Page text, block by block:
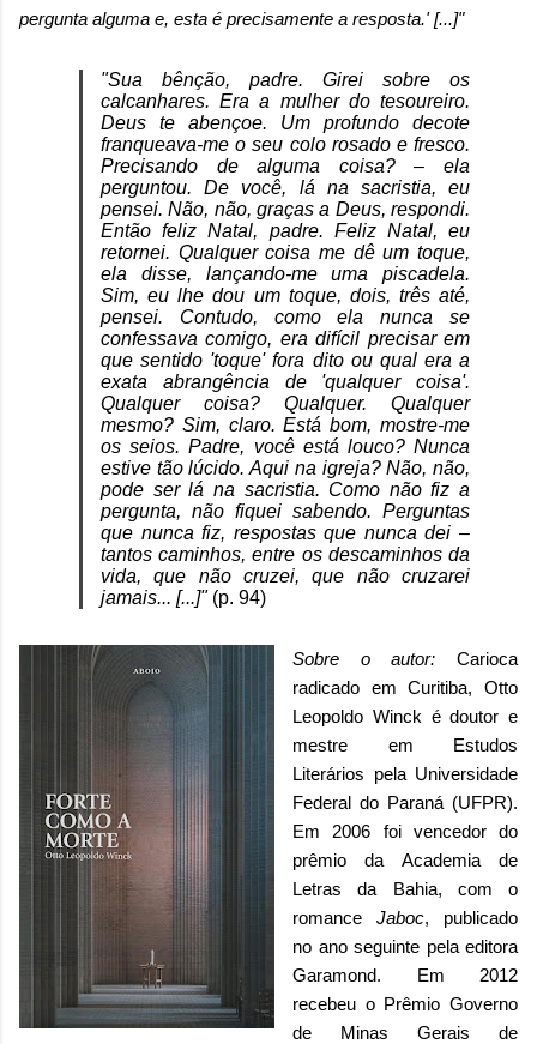
pergunta alguma e, esta é precisamente a resposta.' [...]"
"Sua bênção, padre. Girei sobre os
calcanhares. Era a mulher do tesoureiro.
Deus te abençoe. Um profundo decote
franqueava-me o seu colo rosado e fresco.
Precisando de alguma coisa? – ela
perguntou. De você, lá na sacristia, eu
pensei. Não, não, graças a Deus, respondi.
Então feliz Natal, padre. Feliz Natal, eu
retornei. Qualquer coisa me dê um toque,
ela disse, lançando-me uma piscadela.
Sim, eu lhe dou um toque, dois, três até,
pensei. Contudo, como ela nunca se
confessava comigo, era difícil precisar em
que sentido 'toque' fora dito ou qual era a
exata abrangência de 'qualquer coisa'.
Qualquer coisa? Qualquer. Qualquer
mesmo? Sim, claro. Está bom, mostre-me
os seios. Padre, você está louco? Nunca
estive tão lúcido. Aqui na igreja? Não, não,
pode ser lá na sacristia. Como não fiz a
pergunta, não fiquei sabendo. Perguntas
que nunca fiz, respostas que nunca dei –
tantos caminhos, entre os descaminhos da
vida, que não cruzei, que não cruzarei
jamais... [...]"(p. 94)
Sobre o autor: Carioca
radicado em Curitiba, Otto
Leopoldo Winck é doutor e
mestre em Estudos
Literários pela Universidade
Federal do Paraná (UFPR).
Em 2006 foi vencedor do
prêmio da Academia de
Letras da Bahia, com o
romance Jaboc, publicado
no ano seguinte pela editora
Garamond. Em 2012
recebeu o Prêmio Governo
de Minas Gerais de